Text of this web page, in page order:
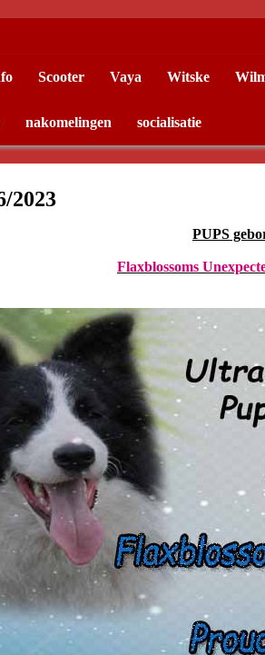
Scooter Vaya Witske
nakomelingen socialisatie
2023
PUPS
Flaxblossoms